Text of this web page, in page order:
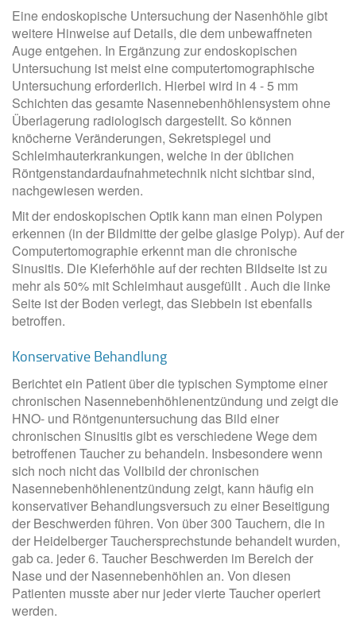
Eine endoskopische Untersuchung der Nasenhöhle gibt
weitere Hinweise auf Details, die dem unbewaffneten
Auge entgehen. In Ergänzung zur endoskopischen
Untersuchung ist meist eine computertomographische
Untersuchung erforderlich. Hierbei wird in 4 - 5 mm
Schichten das gesamte Nasennebenhöhlensystem ohne
Überlagerung radiologisch dargestellt. So können
knöcherne Veränderungen, Sekretspiegel und
Schleimhauterkrankungen, welche in der üblichen
Röntgenstandardaufnahmetechnik nicht sichtbar sind,
nachgewiesen werden.
Mit der endoskopischen Optik kann man einen Polypen
erkennen (in der Bildmitte der gelbe glasige Polyp). Auf der
Computertomographie erkennt man die chronische
Sinusitis. Die Kieferhöhle auf der rechten Bildseite ist zu
mehr als 50% mit Schleimhaut ausgefüllt . Auch die linke
Seite ist der Boden verlegt, das Siebbein ist ebenfalls
betroffen.
Konservative Behandlung
Berichtet ein Patient über die typischen Symptome einer
chronischen Nasennebenhöhlenentzündung und zeigt die
HNO- und Röntgenuntersuchung das Bild einer
chronischen Sinusitis gibt es verschiedene Wege dem
betroffenen Taucher zu behandeln. Insbesondere wenn
sich noch nicht das Vollbild der chronischen
Nasennebenhöhlenentzündung zeigt, kann häufig ein
konservativer Behandlungsversuch zu einer Beseitigung
der Beschwerden führen. Von über 300 Tauchern, die in
der Heidelberger Tauchersprechstunde behandelt wurden,
gab ca. jeder 6. Taucher Beschwerden im Bereich der
Nase und der Nasennebenhöhlen an. Von diesen
Patienten musste aber nur jeder vierte Taucher operiert
werden.